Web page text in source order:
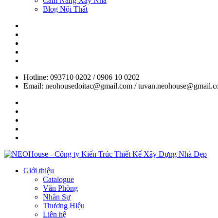
Blog Nội Thất
Hotline: 093710 0202 / 0906 10 0202
Email: neohousedoitac@gmail.com /
Giới thiệu
Catalogue
Văn Phòng
Nhân Sự
Thương Hiệu
Liên hệ